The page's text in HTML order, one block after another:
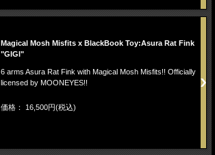
Magical Mosh Misfits x BlackBook Toy:Asura Rat Fink
"GIGI"
6 arms Asura Rat Fink with Magical Mosh Misfits!! Officially
licensed by MOONEYES!!
価格： 16,500円(税込)